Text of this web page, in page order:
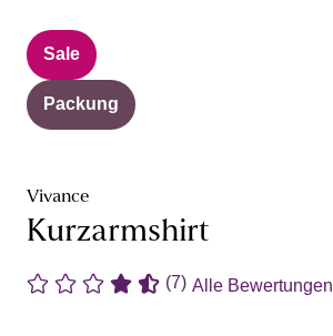
Sale
Packung
Vivance
Kurzarmshirt
(7) Alle Bewertungen